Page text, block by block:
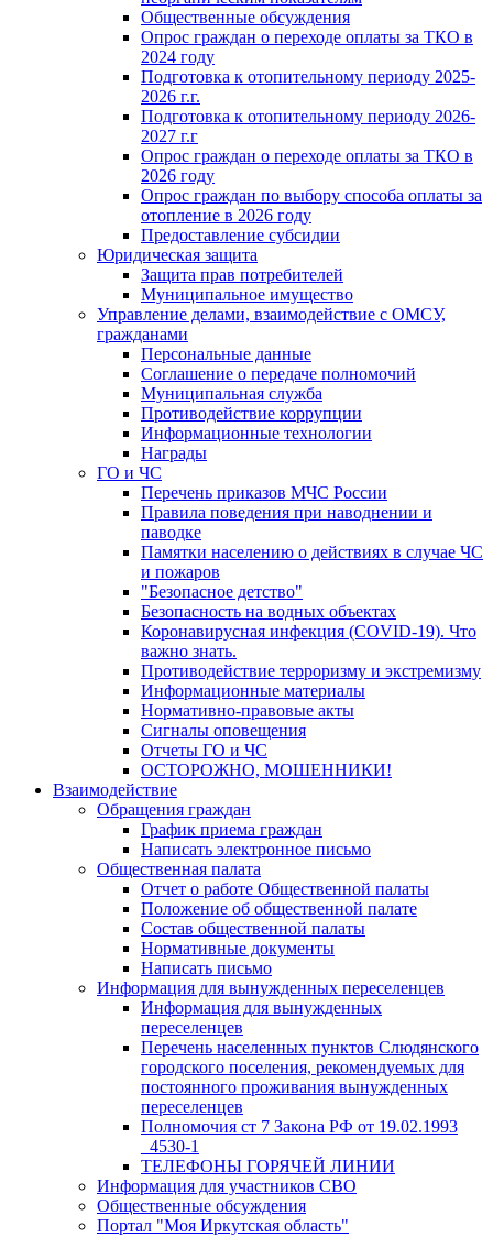
Общественные обсуждения
Опрос граждан о переходе оплаты за ТКО в
2024 году
Подготовка к отопительному периоду 2025-
2026 г.г.
Подготовка к отопительному периоду 2026-
2027 г.г
Опрос граждан о переходе оплаты за ТКО в
2026 году
Опрос граждан по выбору способа оплаты за
отопление в 2026 году
Предоставление субсидии
Юридическая защита
Защита прав потребителей
Муниципальное имущество
Управление делами, взаимодействие с ОМСУ,
гражданами
Персональные данные
Соглашение о передаче полномочий
Муниципальная служба
Противодействие коррупции
Информационные технологии
Награды
ГО и ЧС
Перечень приказов МЧС России
Правила поведения при наводнении и
паводке
Памятки населению о действиях в случае ЧС
и пожаров
"Безопасное детство"
Безопасность на водных объектах
Коронавирусная инфекция (COVID-19). Что
важно знать.
Противодействие терроризму и экстремизму
Информационные материалы
Нормативно-правовые акты
Сигналы оповещения
Отчеты ГО и ЧС
ОСТОРОЖНО, МОШЕННИКИ!
Взаимодействие
Обращения граждан
График приема граждан
Написать электронное письмо
Общественная палата
Отчет о работе Общественной палаты
Положение об общественной палате
Состав общественной палаты
Нормативные документы
Написать письмо
Информация для вынужденных переселенцев
Информация для вынужденных
переселенцев
Перечень населенных пунктов Слюдянского
городского поселения, рекомендуемых для
постоянного проживания вынужденных
переселенцев
Полномочия ст 7 Закона РФ от 19.02.1993
_4530-1
ТЕЛЕФОНЫ ГОРЯЧЕЙ ЛИНИИ
Информация для участников СВО
Общественные обсуждения
Портал "Моя Иркутская область"